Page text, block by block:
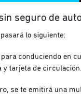
seguro de
pasará lo siguiente:
conduciendo en
y tarjeta de circulación.
se te emitirá una